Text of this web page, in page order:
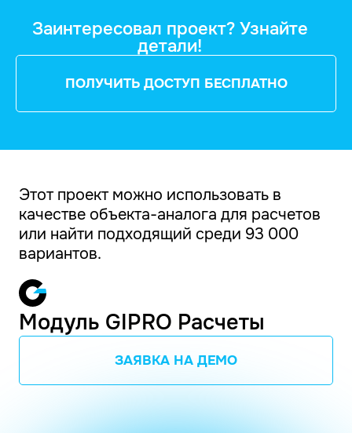
Заинтересовал проект? Узнайте
детали!
ПОЛУЧИТЬ ДОСТУП БЕСПЛАТНО
Этот проект можно использовать в
качестве объекта-аналога для расчетов
или найти подходящий среди 93 000
вариантов.
Модуль GIPRO Расчеты
ЗАЯВКА НА ДЕМО